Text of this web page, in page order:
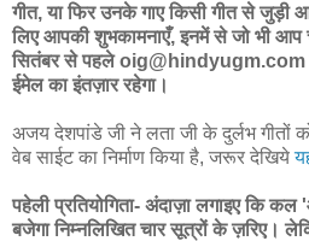
गीत, या फिर उनके गाए किसी गीत से जुड़ी
लिए आपकी शुभकामनाएँ, इनमें से जो भी
सितंबर से पहले
ईमेल का इंतज़ार रहेगा।
अजय देशपांडे जी ने लता जी के दुर्लभ गीतों
वेब साईट का निर्माण किया है, जरूर देखिये
पहेली प्रतियोगिता- अंदाज़ा लगाइए कि
बजेगा निम्नलिखित चार सूत्रों के ज़रिए।